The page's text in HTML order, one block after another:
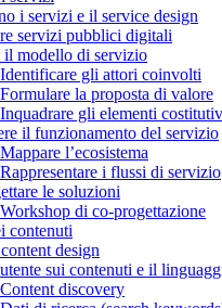
i servizi e il service design
servizi pubblici digitali
modello di servizio
gli attori coinvolti
la proposta di valore
gli elementi
il funzionamento del servizio
l’ecosistema
i flussi di servizio
le soluzioni
di co-progettazione
contenuti
design
sui contenuti e il
discovery